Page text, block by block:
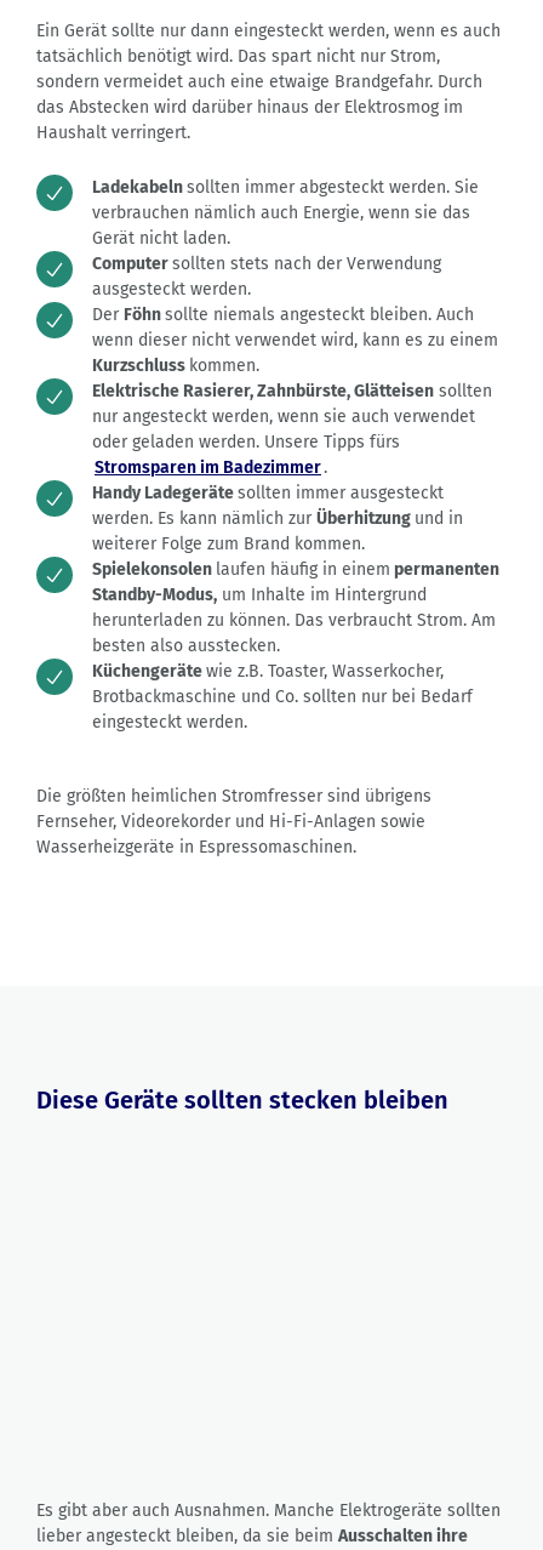
Ein Gerät sollte nur dann eingesteckt werden, wenn es auch
tatsächlich benötigt wird. Das spart nicht nur Strom,
sondern vermeidet auch eine etwaige Brandgefahr. Durch
das Abstecken wird darüber hinaus der Elektrosmog im
Haushalt verringert.
Ladekabelnsollten immer abgesteckt werden. Sie
verbrauchen nämlich auch Energie, wenn sie das
Gerät nicht laden.
Computersollten stets nach der Verwendung
ausgesteckt werden.
Der Föhnsollte niemals angesteckt bleiben. Auch
wenn dieser nicht verwendet wird, kann es zu einem
Kurzschluss kommen.
Elektrische Rasierer, Zahnbürste, Glätteisen sollten
nur angesteckt werden, wenn sie auch verwendet
oder geladen werden. Unsere Tipps fürs
Stromsparen im Badezimmer.
Handy Ladegerätesollten immer ausgesteckt
werden. Es kann nämlich zurÜberhitzung und in
weiterer Folge zum Brand kommen.
Spielekonsolen laufen häufig in einem permanenten
Standby-Modus, um Inhalte im Hintergrund
herunterladen zu können. Das verbraucht Strom. Am
besten also ausstecken.
Küchengerätewie z.B. Toaster, Wasserkocher,
Brotbackmaschine und Co. sollten nur bei Bedarf
eingesteckt werden.
Die größten heimlichen Stromfresser sind übrigens
Fernseher, Videorekorder und Hi-Fi-Anlagen sowie
Wasserheizgeräte in Espressomaschinen.
Diese Geräte sollten stecken bleiben
Es gibt aber auch Ausnahmen. Manche Elektrogeräte sollten
lieber angesteckt bleiben, da sie beim Ausschalten ihre